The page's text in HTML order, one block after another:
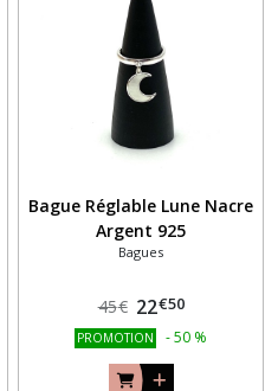
Bague Réglable Lune Nacre
Argent 925
Bagues
45€ 22€50
PROMOTION -50 %